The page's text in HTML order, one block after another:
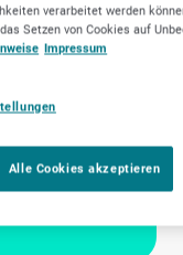
Kunden
verarbeitet werden
Setzen von Cookies auf
Impressum
Alle Cookies akzeptieren